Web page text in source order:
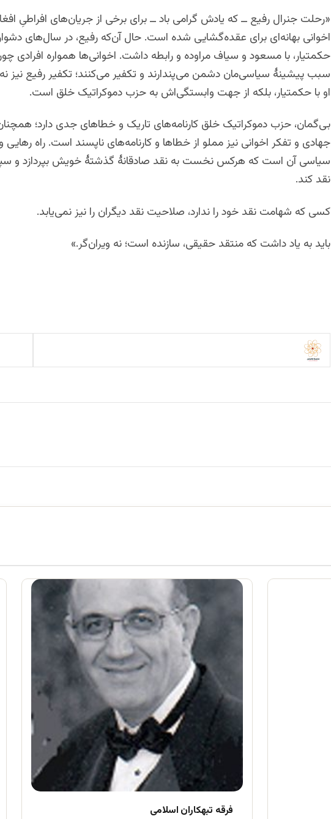
«رحلت جنرال رفیع ــ که یادش گرامی باد ــ برای برخی از جریان‌های افراطیِ
اخوانی بهانه‌ای برای عقده‌گشایی شده است. حال آن‌که رفیع، در سال‌های
حکمتیار، با مسعود و سیاف مراوده و رابطه داشت. اخوانی‌ها همواره افرادی
سبب پیشینۀ سیاسی‌مان دشمن می‌پندارند و تکفیر می‌کنند؛ تکفیر رفیع نیز نه
او با حکمتیار، بلکه از جهت وابستگی‌اش به حزب دموکراتیک خلق است.
بی‌گمان، حزب دموکراتیک خلق کارنامه‌های تاریک و خطاهای جدی دارد؛
جهادی و تفکر اخوانی نیز مملو از خطاها و کارنامه‌های ناپسند است. راه رهایی
سیاسی آن است که هرکس نخست به نقد صادقانۀ گذشتهٔ خویش بپردازد و
نقد کند.
کسی که شهامت نقد خود را ندارد، صلاحیت نقد دیگران را نیز نمی‌یابد.
باید به یاد داشت که منتقد حقیقی، سازنده است؛ نه ویران‌گر.»
فرقه تبهکاران اسلامی